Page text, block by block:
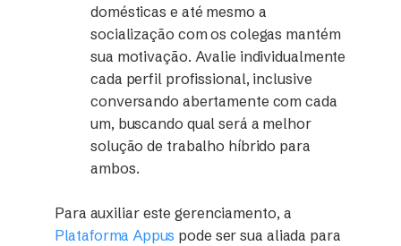
domésticas e até mesmo a
socialização com os colegas mantém
sua motivação. Avalie individualmente
cada perfil profissional, inclusive
conversando abertamente com cada
um, buscando qual será a melhor
solução de trabalho híbrido para
ambos.
Para auxiliar este gerenciamento, a
Plataforma Appus pode ser sua aliada para